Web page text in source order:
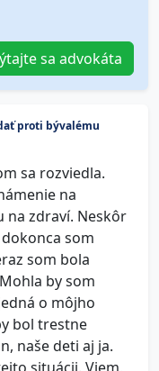
sa advokáta
proti bývalému
sa rozviedla.
na
na zdraví. Neskôr
som
som bola
by som
o môjho
bol trestne
naše deti aj ja.